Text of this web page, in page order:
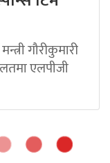
गौरीकुमारी
एलपीजी